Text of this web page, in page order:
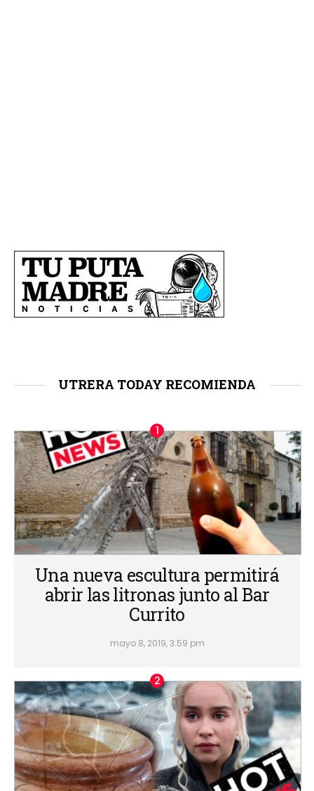
UTRERA TODAY RECOMIENDA
Una nueva escultura permitirá
abrir las litronas junto al Bar
Currito
mayo 8, 2019, 3:59 pm